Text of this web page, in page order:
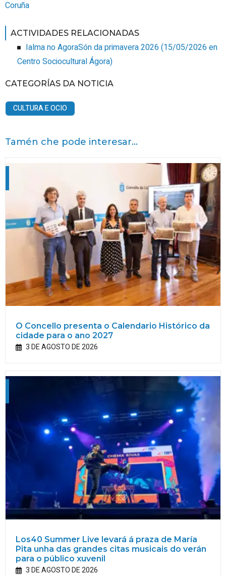
Coruña
ACTIVIDADES RELACIONADAS
Ialma no AgoraSón da primavera 2026 (15/05/2026 en
Centro Sociocultural Ágora)
CATEGORÍAS DA NOTICIA
CULTURA E OCIO
Tamén che pode interesar...
O Concello presenta o Calendario Histórico da
cidade para o ano 2027
3 DE AGOSTO DE 2026
Los40 Summer Live levará á praza de María
Pita unha das grandes citas musicais do verán
para o público xuvenil
3 DE AGOSTO DE 2026